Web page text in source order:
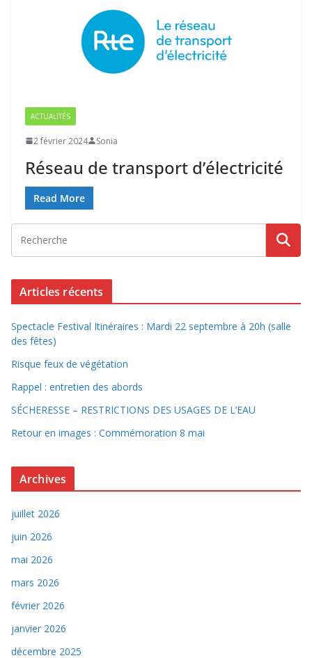
ACTUALITÉS
2 février 2024 Sonia
Réseau de transport d’électricité
Read More
Articles récents
Spectacle Festival Itinéraires : Mardi 22 septembre à 20h (salle
des fêtes)
Risque feux de végétation
Rappel : entretien des abords
SÉCHERESSE – RESTRICTIONS DES USAGES DE L’EAU
Retour en images : Commémoration 8 mai
Archives
juillet 2026
juin 2026
mai 2026
mars 2026
février 2026
janvier 2026
décembre 2025